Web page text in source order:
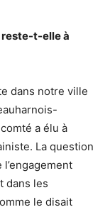
reste-t-elle à
dans notre ville
a élu à
La question
dans les
le disait